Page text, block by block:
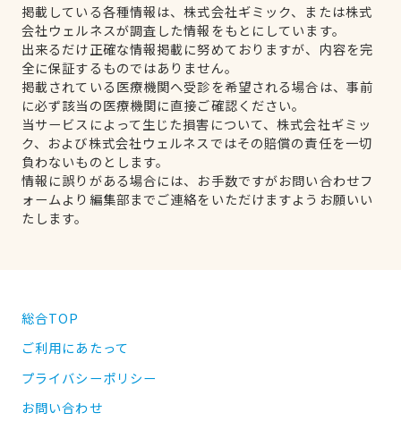
掲載している各種情報は、株式会社ギミック、または株式
会社ウェルネスが調査した情報をもとにしています。
出来るだけ正確な情報掲載に努めておりますが、内容を完
全に保証するものではありません。
掲載されている医療機関へ受診を希望される場合は、事前
に必ず該当の医療機関に直接ご確認ください。
当サービスによって生じた損害について、株式会社ギミッ
ク、および株式会社ウェルネスではその賠償の責任を一切
負わないものとします。
情報に誤りがある場合には、お手数ですがお問い合わせフ
ォームより編集部までご連絡をいただけますようお願いい
たします。
総合TOP
ご利用にあたって
プライバシーポリシー
お問い合わせ